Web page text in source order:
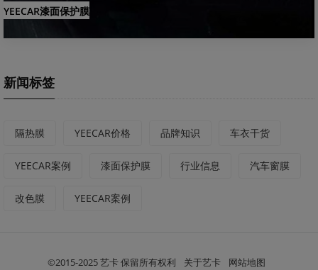
YEECAR漆面保护膜
新闻标签
隔热膜 YEECAR价格 品牌知识 车衣干货
YEECAR案例 漆面保护膜 行业信息 汽车窗膜
改色膜 YEECAR案例
©2015-2025 艺卡 保留所有权利 关于艺卡 网站地图